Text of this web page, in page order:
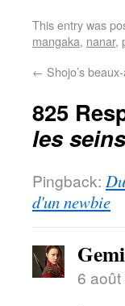
This entry was
mangaka, nanar,
← Shojo’s
825
les
Pingback:
d'un newbie
6